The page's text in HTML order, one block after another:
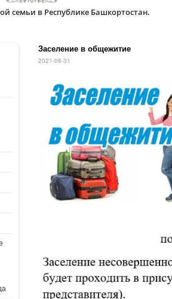
семьи в Республике Башкортостан.
Заселение в общежитие
2021-08-31